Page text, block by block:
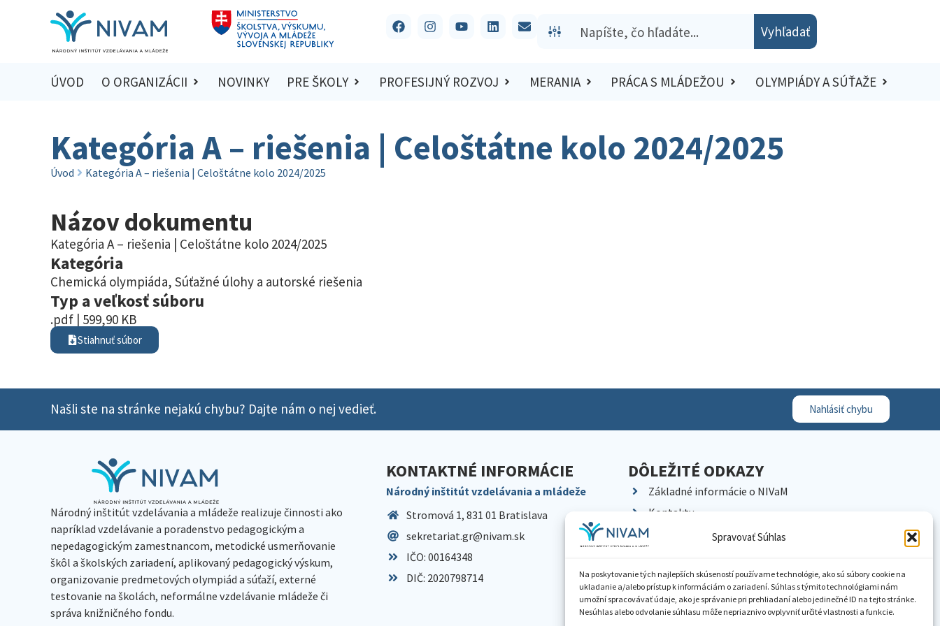
Spravovať Súhlas
Na poskytovanie tých najlepších skúseností používame technológie, ako sú súbory cookie na
ukladanie a/alebo prístup k informáciám o zariadení. Súhlas s týmito technológiami nám
umožní spracovávať údaje, ako je správanie pri prehliadaní alebo jedinečné ID na tejto stránke.
Nesúhlas alebo odvolanie súhlasu môže nepriaznivo ovplyvniť určité vlastnosti a funkcie.
Vyhľadať
ÚVOD O ORGANIZÁCII NOVINKY PRE ŠKOLY PROFESIJNÝ ROZVOJ MERANIA PRÁCA S MLÁDEŽOU OLYMPIÁDY A SÚŤAŽE
Kategória A – riešenia | Celoštátne kolo 2024/2025
Úvod Kategória A – riešenia | Celoštátne kolo 2024/2025
Názov dokumentu
Kategória A – riešenia | Celoštátne kolo 2024/2025
Kategória
Chemická olympiáda, Súťažné úlohy a autorské riešenia
Typ a veľkosť súboru
.pdf | 599,90 KB
Stiahnuť súbor
Našli ste na stránke nejakú chybu? Dajte nám o nej vedieť. Nahlásiť chybu
Národný inštitút vzdelávania a mládeže realizuje činnosti ako
napríklad vzdelávanie a poradenstvo pedagogickým a
nepedagogickým zamestnancom, metodické usmerňovanie
škôl a školských zariadení, aplikovaný pedagogický výskum,
organizovanie predmetových olympiád a súťaží, externé
testovanie na školách, neformálne vzdelávanie mládeže či
správa knižničného fondu.
KONTAKTNÉ INFORMÁCIE
Národný inštitút vzdelávania a mládeže
Stromová 1, 831 01 Bratislava
sekretariat.gr@nivam.sk
IČO: 00164348
DIČ: 2020798714
DÔLEŽITÉ ODKAZY
Základné informácie o NIVaM
Kontakty
Kariéra
Pracoviská NIVaM
Dokumenty inštitúcie
Knižnica